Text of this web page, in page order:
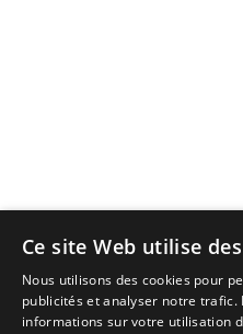
Ce site Web utilise
Nous utilisons des cookies pour
publicités et analyser notre trafic.
informations sur votre utilisation